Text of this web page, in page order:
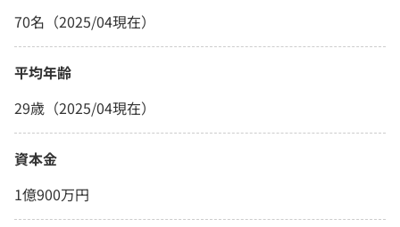
70名（2025/04現在）
平均年齢
29歳（2025/04現在）
資本金
1億900万円